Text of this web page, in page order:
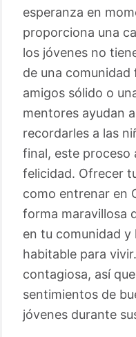
esperanza en
proporciona una
los jóvenes no
de una
amigos sólido o
mentores ayudan
recordarles a las
final, este proceso
felicidad. Ofrecer
como entrenar en
forma maravillosa
en tu comunidad y
habitable para
contagiosa, así
sentimientos de
jóvenes durante